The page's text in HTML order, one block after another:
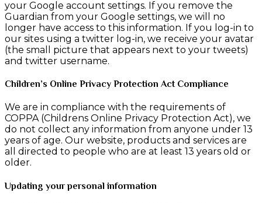
your Google account settings. If you remove the
Guardian from your Google settings, we will no
longer have access to this information. If you log-in to
our sites using a twitter log-in, we receive your avatar
(the small picture that appears next to your tweets)
and twitter username.
Children’s Online Privacy Protection Act Compliance
We are in compliance with the requirements of
COPPA (Childrens Online Privacy Protection Act), we
do not collect any information from anyone under 13
years of age. Our website, products and services are
all directed to people who are at least 13 years old or
older.
Updating your personal information